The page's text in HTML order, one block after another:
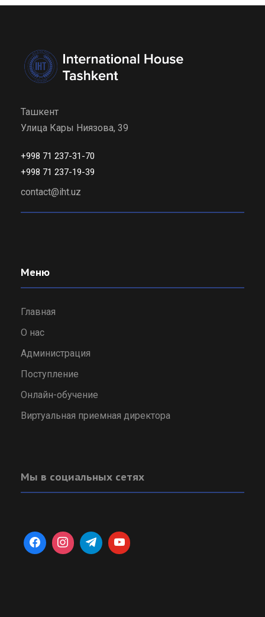
Ташкент
Улица Кары Ниязова, 39
+998 71 237-31-70
+998 71 237-19-39
contact@iht.uz
Меню
Главная
О нас
Администрация
Поступление
Онлайн-обучение
Виртуальная приемная директора
Мы в социальных сетях